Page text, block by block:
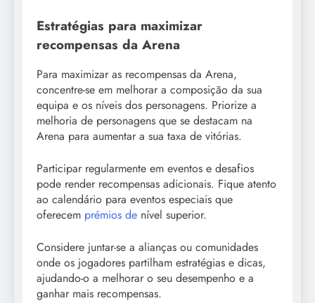
Estratégias para maximizar
recompensas da Arena
Para maximizar as recompensas da Arena,
concentre-se em melhorar a composição da sua
equipa e os níveis dos personagens. Priorize a
melhoria de personagens que se destacam na
Arena para aumentar a sua taxa de vitórias.
Participar regularmente em eventos e desafios
pode render recompensas adicionais. Fique atento
ao calendário para eventos especiais que
oferecem prémios de nível superior.
Considere juntar-se a alianças ou comunidades
onde os jogadores partilham estratégias e dicas,
ajudando-o a melhorar o seu desempenho e a
ganhar mais recompensas.